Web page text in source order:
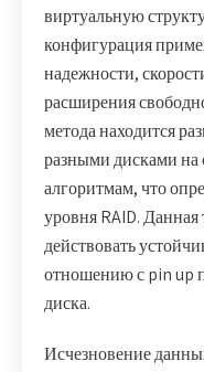
виртуальную
конфигурация
надежности,
расширения
метода находится
разными дисками
алгоритмам, что
уровня RAID. Данная
действовать
отношению с pin up
диска.
Исчезновение